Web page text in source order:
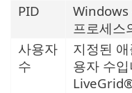
PID
Windows
프로세스
사용자
수
지정된
용자 수입